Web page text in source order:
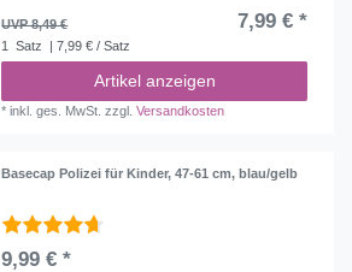
UVP 8,49 € 7,99 € *
1 Satz | 7,99 € / Satz
Artikel anzeigen
*inkl. ges. MwSt. zzgl.Versandkosten
Basecap Polizei für Kinder, 47-61 cm, blau/gelb
9,99 € *